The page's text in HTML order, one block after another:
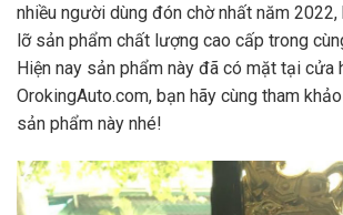
nhiều người dùng đón chờ nhất năm 2022,
lỡ sản phẩm chất lượng cao cấp trong
Hiện nay sản phẩm này đã có mặt tại cửa
OrokingAuto.com, bạn hãy cùng tham
sản phẩm này nhé!